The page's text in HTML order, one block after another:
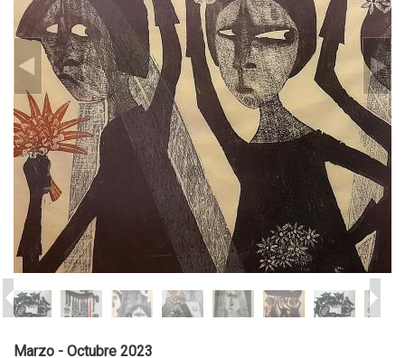
Marzo - Octubre 2023